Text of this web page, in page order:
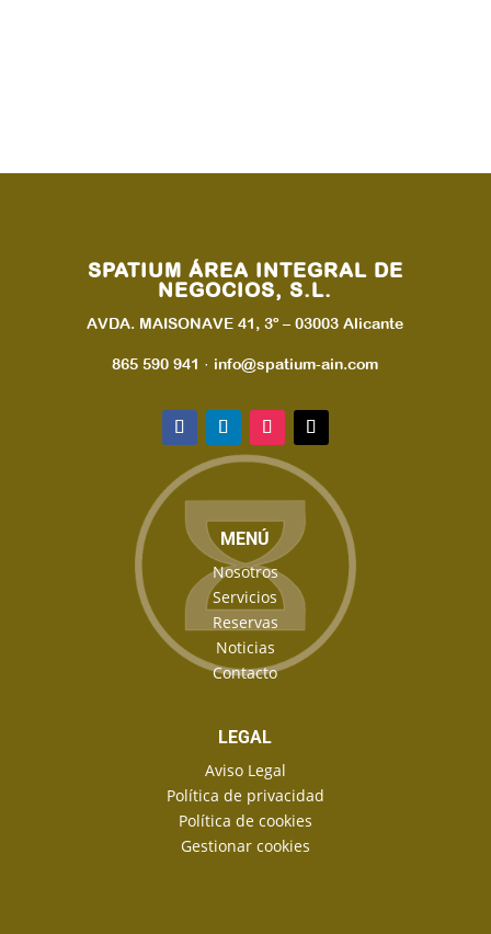
SPATIUM ÁREA INTEGRAL DE
NEGOCIOS, S.L.
AVDA. MAISONAVE 41, 3º – 03003 Alicante
865 590 941 · info@spatium-ain.com
MENÚ
Nosotros
Servicios
Reservas
Noticias
Contacto
LEGAL
Aviso Legal
Política de privacidad
Política de cookies
Gestionar cookies